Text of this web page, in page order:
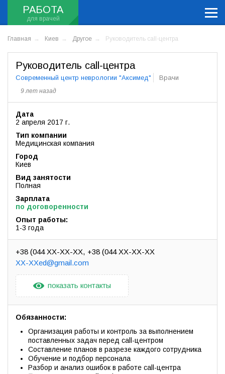
РАБОТА
Главная Киев Другое Руководитель call-центра
Руководитель call-центра
Современный центр неврологии "Аксимед" Врачи
9 лет назад
Дата
2 апреля 2017 г.
Тип компании
Медицинская компания
Город
Киев
Вид занятости
Полная
Зарплата
по договоренности
Опыт работы:
1-3 года
+38 (044 XX-XX-XX +38 (044 XX-XX-XX
XX-XXed@gmail.com
показать контакты
Обязанности:
Организация работы и контроль за выполнением
поставленных задач перед call-центром
Составление планов в разрезе каждого сотрудника
Обучение и подбор персонала
Разбор и анализ ошибок в работе call-центра